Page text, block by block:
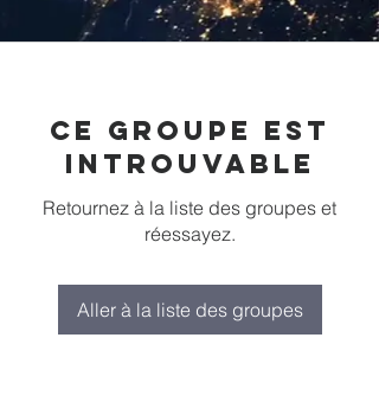
Ce groupe est
introuvable
Retournez à la liste des groupes et
réessayez.
Aller à la liste des groupes